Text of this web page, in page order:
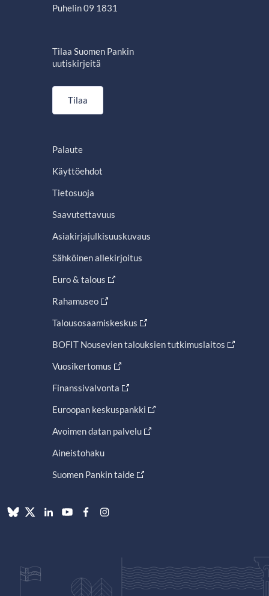
Puhelin 09 1831
Tilaa Suomen Pankin
uutiskirjeitä
Tilaa
Palaute
Käyttöehdot
Tietosuoja
Saavutettavuus
Asiakirjajulkisuuskuvaus
Sähköinen allekirjoitus
Euro & talous
Rahamuseo
Talousosaamiskeskus
BOFIT Nousevien talouksien tutkimuslaitos
Vuosikertomus
Finanssivalvonta
Euroopan keskuspankki
Avoimen datan palvelu
Aineistohaku
Suomen Pankin taide